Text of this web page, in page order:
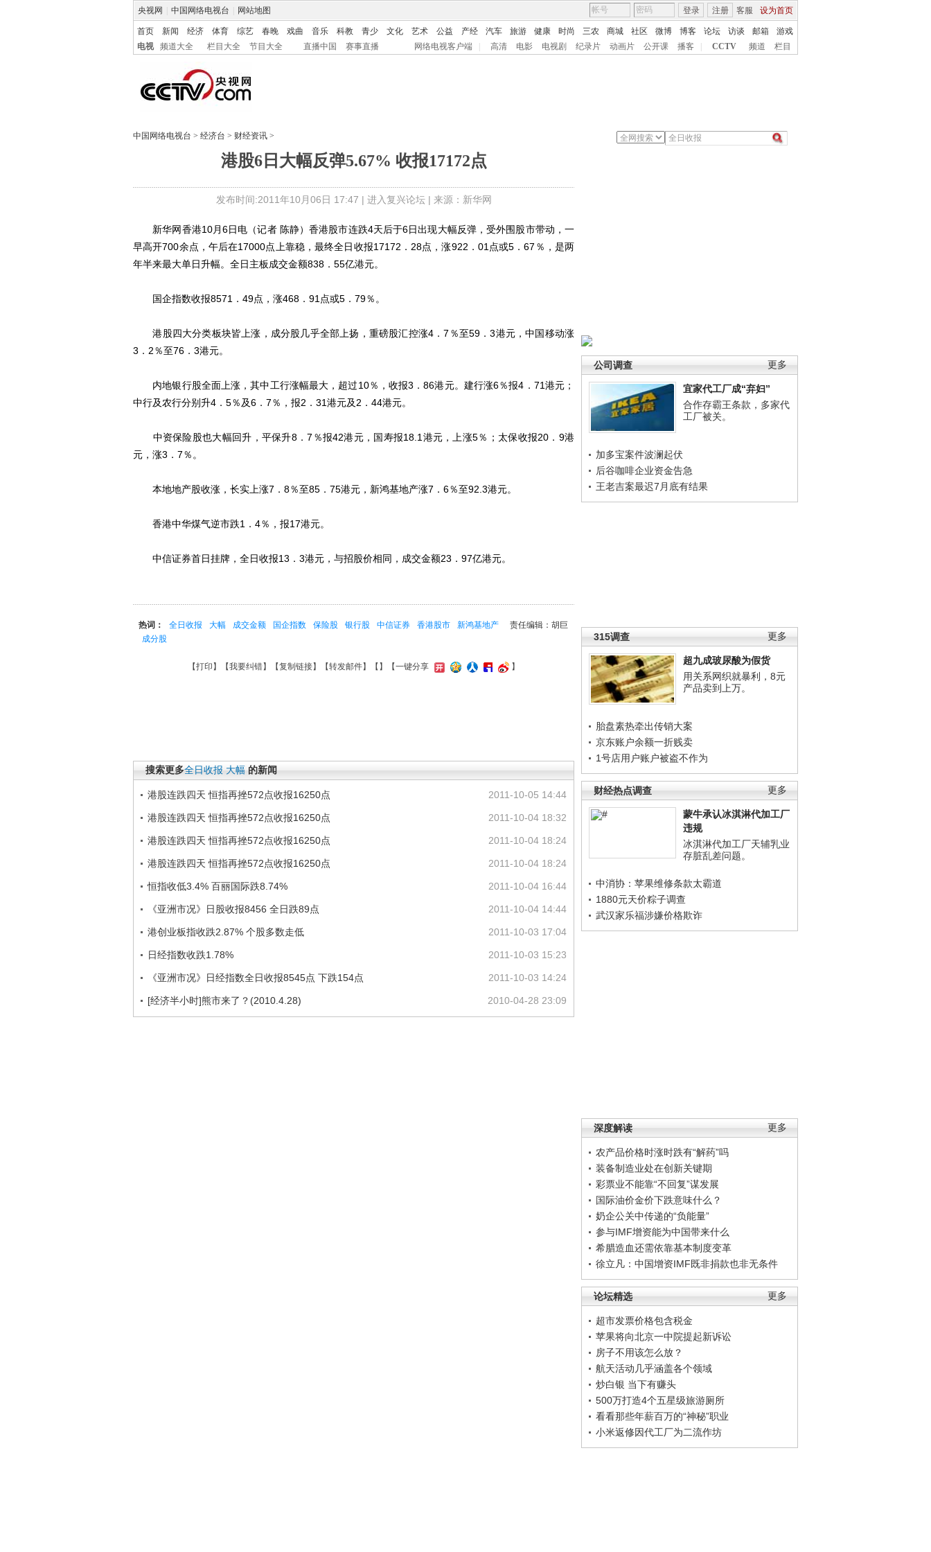
央视网 中国网络电视台 网站地图 客服 设为首页
登录 注册
首页 新闻 经济 体育 综艺 春晚 戏曲 音乐 科教 青少 文化 艺术 公益 产经 汽车 旅游 健康 时尚 三农 商城 社区 微博 博客 论坛 访谈 邮箱
游戏
电视
频道大全 栏目大全 节目大全 直播中国 赛事直播 网络电视客户端 高清 电影 电视剧 纪录片 动画片 公开课 播客 CCTV 频道 栏目
中国网络电视台 > 经济台 > 财经资讯 >
港股6日大幅反弹5.67% 收报17172点
发布时间:2011年10月06日 17:47 | 进入复兴论坛| 来源：新华网
更多
公司调查
宜家代工厂成“弃妇”
合作存霸王条款，多家代
工厂被关。
加多宝案件波澜起伏
后谷咖啡企业资金告急
王老吉案最迟7月底有结果
更多
315调查
超九成玻尿酸为假货
用关系网织就暴利，8元
产品卖到上万。
胎盘素热牵出传销大案
京东账户余额一折贱卖
1号店用户账户被盗不作为
更多
财经热点调查
蒙牛承认冰淇淋代加工厂
违规
冰淇淋代加工厂天辅乳业
存脏乱差问题。
中消协：苹果维修条款太霸道
1880元天价粽子调查
武汉家乐福涉嫌价格欺诈
更多
深度解读
农产品价格时涨时跌有“解药”吗
装备制造业处在创新关键期
彩票业不能靠“不回复”谋发展
国际油价金价下跌意味什么？
奶企公关中传递的“负能量”
参与IMF增资能为中国带来什么
希腊造血还需依靠基本制度变革
徐立凡：中国增资IMF既非捐款也非无条件
更多
论坛精选
超市发票价格包含税金
苹果将向北京一中院提起新诉讼
房子不用该怎么放？
航天活动几乎涵盖各个领域
炒白银 当下有赚头
500万打造4个五星级旅游厕所
看看那些年薪百万的“神秘”职业
小米返修因代工厂为二流作坊
新华网香港10月6日电（记者 陈静）香港股市连跌4天后于6日出现大幅反弹，受外围股市带动，一
早高开700余点，午后在17000点上靠稳，最终全日收报17172．28点，涨922．01点或5．67％，是两
年半来最大单日升幅。全日主板成交金额838．55亿港元。
国企指数收报8571．49点，涨468．91点或5．79％。
港股四大分类板块皆上涨，成分股几乎全部上扬，重磅股汇控涨4．7％至59．3港元，中国移动涨
3．2％至76．3港元。
内地银行股全面上涨，其中工行涨幅最大，超过10％，收报3．86港元。建行涨6％报4．71港元；
中行及农行分别升4．5％及6．7％，报2．31港元及2．44港元。
中资保险股也大幅回升，平保升8．7％报42港元，国寿报18.1港元，上涨5％；太保收报20．9港
元，涨3．7％。
本地地产股收涨，长实上涨7．8％至85．75港元，新鸿基地产涨7．6％至92.3港元。
香港中华煤气逆市跌1．4％，报17港元。
中信证券首日挂牌，全日收报13．3港元，与招股价相同，成交金额23．97亿港元。
责任编辑：胡巨
热词： 全日收报 大幅 成交金额 国企指数 保险股 银行股 中信证券 香港股市
新鸿基地产
成分股
【打印 】【我要纠错】【复制链接】【转发邮件】【 】 【一键分享 】
搜索更多全日收报 大幅 的新闻
2011-10-05 14:44
港股连跌四天 恒指再挫572点收报16250点
2011-10-04 18:32
港股连跌四天 恒指再挫572点收报16250点
2011-10-04 18:24
港股连跌四天 恒指再挫572点收报16250点
2011-10-04 18:24
港股连跌四天 恒指再挫572点收报16250点
2011-10-04 16:44
恒指收低3.4% 百丽国际跌8.74%
2011-10-04 14:44
《亚洲市况》日股收报8456 全日跌89点
2011-10-03 17:04
港创业板指收跌2.87% 个股多数走低
2011-10-03 15:23
日经指数收跌1.78%
2011-10-03 14:24
《亚洲市况》日经指数全日收报8545点 下跌154点
2010-04-28 23:09
[经济半小时]熊市来了？(2010.4.28)